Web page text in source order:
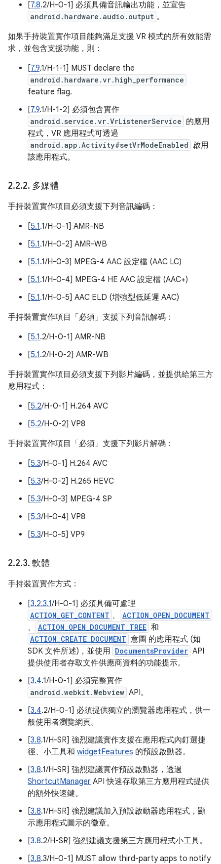
[7.8.2/H-0-1] 必須具備音訊輸出功能，並宣告
android.hardware.audio.output 。
如果手持裝置實作項目能夠滿足支援 VR 模式的所有效能需
求，並包含支援功能，則：
[7.9.1/H-1-1] MUST declare the
android.hardware.vr.high_performance
feature flag.
[7.9.1/H-1-2] 必須包含實作
android.service.vr.VrListenerService 的應用
程式，VR 應用程式可透過
android.app.Activity#setVrModeEnabled 啟用
該應用程式。
2.2.2. 多媒體
手持裝置實作項目必須支援下列音訊編碼：
[5.1.1/H-0-1] AMR-NB
[5.1.1/H-0-2] AMR-WB
[5.1.1/H-0-3] MPEG-4 AAC 設定檔 (AAC LC)
[5.1.1/H-0-4] MPEG-4 HE AAC 設定檔 (AAC+)
[5.1.1/H-0-5] AAC ELD (增強型低延遲 AAC)
手持裝置實作項目「必須」支援下列音訊解碼：
[5.1.2/H-0-1] AMR-NB
[5.1.2/H-0-2] AMR-WB
手持裝置實作項目必須支援下列影片編碼，並提供給第三方
應用程式：
[5.2/H-0-1] H.264 AVC
[5.2/H-0-2] VP8
手持裝置實作項目「必須」支援下列影片解碼：
[5.3/H-0-1] H.264 AVC
[5.3/H-0-2] H.265 HEVC
[5.3/H-0-3] MPEG-4 SP
[5.3/H-0-4] VP8
[5.3/H-0-5] VP9
2.2.3. 軟體
手持裝置實作方式：
[3.2.3.1/H-0-1] 必須具備可處理
ACTION_GET_CONTENT 、 ACTION_OPEN_DOCUMENT
、 ACTION_OPEN_DOCUMENT_TREE 和
ACTION_CREATE_DOCUMENT 意圖 的應用程式 (如
SDK 文件所述)，並使用 DocumentsProvider API
提供使用者存取文件供應商資料的功能提示。
[3.4.1/H-0-1] 必須完整實作
android.webkit.Webview API。
[3.4.2/H-0-1] 必須提供獨立的瀏覽器應用程式，供一
般使用者瀏覽網頁。
[3.8.1/H-SR] 強烈建議實作支援在應用程式內釘選捷
徑、小工具和 widgetFeatures 的預設啟動器。
[3.8.1/H-SR] 強烈建議實作預設啟動器，透過
ShortcutManager API 快速存取第三方應用程式提供
的額外快速鍵。
[3.8.1/H-SR] 強烈建議加入預設啟動器應用程式，顯
示應用程式圖示的徽章。
[3.8.2/H-SR] 強烈建議支援第三方應用程式小工具。
[3.8.3/H-0-1] MUST allow third-party apps to notify